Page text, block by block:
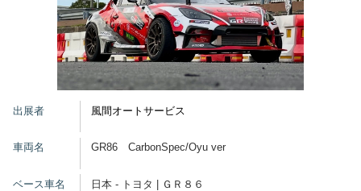
出展者
出展者一覧
展示車両一覧
イメージガール
グッズ
出展者 風間オートサービス
車両名 GR86 CarbonSpec/Oyu ver
ベース車名 日本 - トヨタ | ＧＲ８６